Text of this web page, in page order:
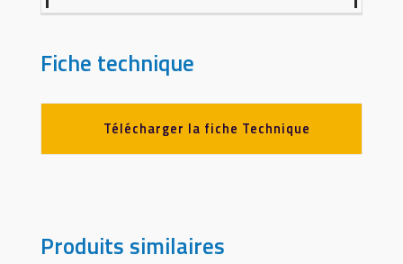
Fiche technique
Télécharger la fiche Technique
Produits similaires